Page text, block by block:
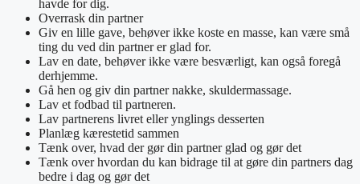
havde for dig.
Overrask din partner
Giv en lille gave, behøver ikke koste en masse, kan være små
ting du ved din partner er glad for.
Lav en date, behøver ikke være besværligt, kan også foregå
derhjemme.
Gå hen og giv din partner nakke, skuldermassage.
Lav et fodbad til partneren.
Lav partnerens livret eller ynglings desserten
Planlæg kærestetid sammen
Tænk over, hvad der gør din partner glad og gør det
Tænk over hvordan du kan bidrage til at gøre din partners dag
bedre i dag og gør det